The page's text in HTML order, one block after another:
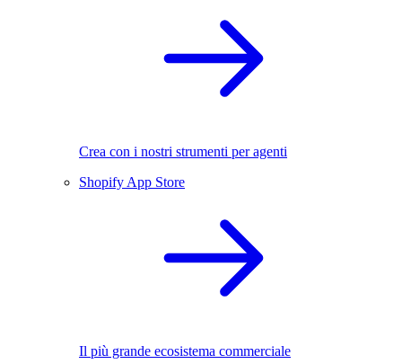
Crea con i nostri strumenti per agenti
Shopify App Store
Il più grande ecosistema commerciale